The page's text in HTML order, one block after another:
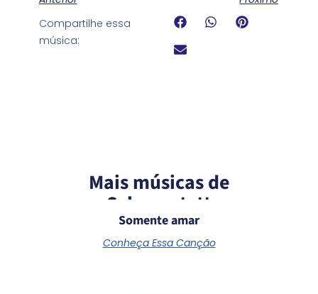
Compartilhe essa
música:
Mais músicas de
Schoenstatt
Somente amar
Conheça Essa Canção